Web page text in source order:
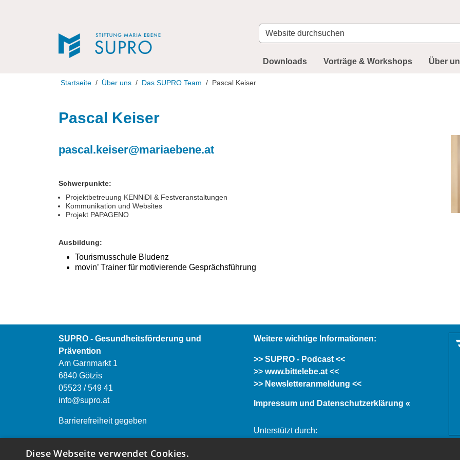
Website
durchsuchen
Downloads Vorträge & Workshops Über
Startseite Über uns Das SUPRO Team Pascal Keiser
Pascal Keiser
pascal.keiser@mariaebene.at
Schwerpunkte:
Projektbetreuung KENNiDI & Festveranstaltungen
Kommunikation und Websites
Projekt PAPAGENO
Ausbildung:
Tourismusschule Bludenz
movin’ Trainer für motivierende Gesprächsführung
SUPRO - Gesundheitsförderung und
Prävention
Am Garnmarkt 1
6840 Götzis
05523 / 549 41
info@supro.at
Barrierefreiheit gegeben
Montag bis Freitag von 9.00 bis 12.00 Uhr
Weitere wichtige Informationen:
>> SUPRO - Podcast <<
>> www.bittelebe.at <<
>> Newsletteranmeldung <<
Impressum und Datenschutzerklärung «
Unterstützt durch:
Diese Webseite verwendet Cookies.